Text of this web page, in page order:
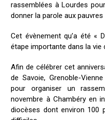
rassemblées à Lourdes
donner la parole aux pauvres
Cet évènement qu’a été «
étape importante dans la vie
Afin de célébrer cet
de Savoie, Grenoble-
pour organiser un
novembre à Chambéry en
diocèses dont environ 100